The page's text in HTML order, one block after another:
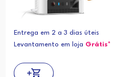
Entrega em 2 a 3 dias úteis
Levantamento em loja Grátis*